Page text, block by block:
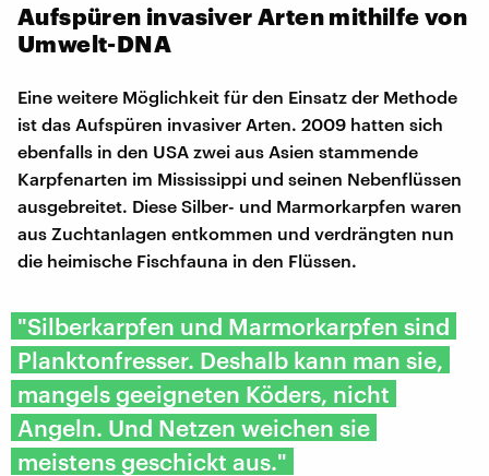
Aufspüren invasiver Arten mithilfe von
Umwelt-DNA
Eine weitere Möglichkeit für den Einsatz der Methode
ist das Aufspüren invasiver Arten. 2009 hatten sich
ebenfalls in den USA zwei aus Asien stammende
Karpfenarten im Mississippi und seinen Nebenflüssen
ausgebreitet. Diese Silber- und Marmorkarpfen waren
aus Zuchtanlagen entkommen und verdrängten nun
die heimische Fischfauna in den Flüssen.
"Silberkarpfen und Marmorkarpfen sind
Planktonfresser. Deshalb kann man sie,
mangels geeigneten Köders, nicht
Angeln. Und Netzen weichen sie
meistens geschickt aus."